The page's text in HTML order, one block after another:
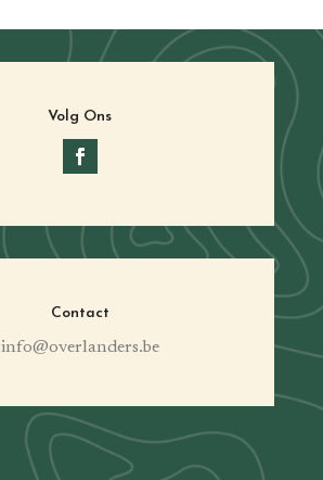
Volg Ons
Contact
info@overlanders.be